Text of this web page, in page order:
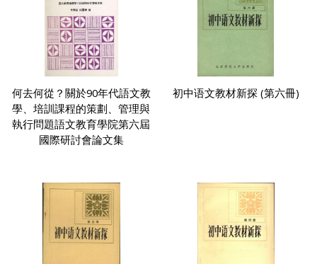
何去何從？關於90年代語文教
學、培訓課程的策劃、管理與
執行問題語文教育學院第六屆
國際研討會論文集
初中语文教材新探 (第六冊)